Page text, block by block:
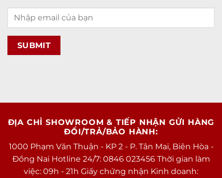
ĐỊA CHỈ SHOWROOM & TIẾP NHẬN GỬI HÀNG
ĐỔI/TRẢ/BẢO HÀNH:
1000 Phạm Văn Thuận - KP 2 - P. Tân Mai, Biên Hòa -
Đồng Nai Hotline 24/7: 0846 023456 Thời gian làm
việc: 09h - 21h Giấy chứng nhận Kinh doanh: